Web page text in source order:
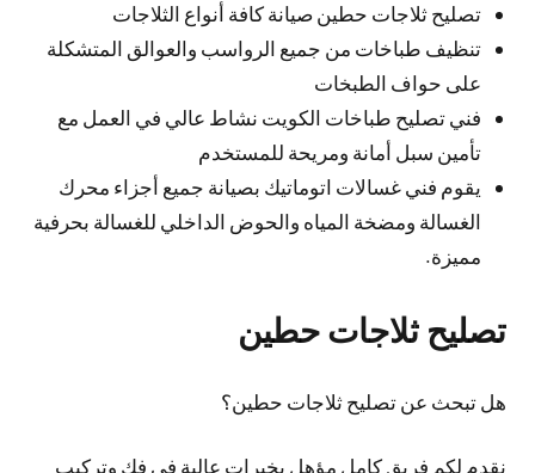
تصليح ثلاجات حطين صيانة كافة أنواع الثلاجات
تنظيف طباخات من جميع الرواسب والعوالق المتشكلة
على حواف الطبخات
فني تصليح طباخات الكويت نشاط عالي في العمل مع
تأمين سبل أمانة ومريحة للمستخدم
يقوم فني غسالات اتوماتيك بصيانة جميع أجزاء محرك
الغسالة ومضخة المياه والحوض الداخلي للغسالة بحرفية
مميزة.
تصليح ثلاجات حطين
هل تبحث عن تصليح ثلاجات حطين؟
نقدم لكم فريق كامل مؤهل بخبرات عالية في فك وتركيب